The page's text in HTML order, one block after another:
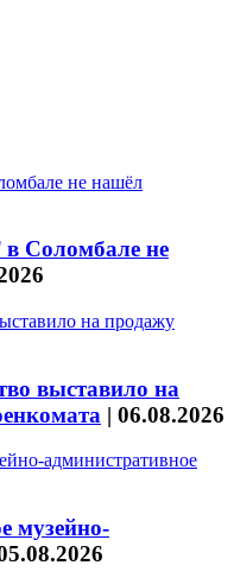
Соломбале не
выставило на
| 06.08.2026
музейно-